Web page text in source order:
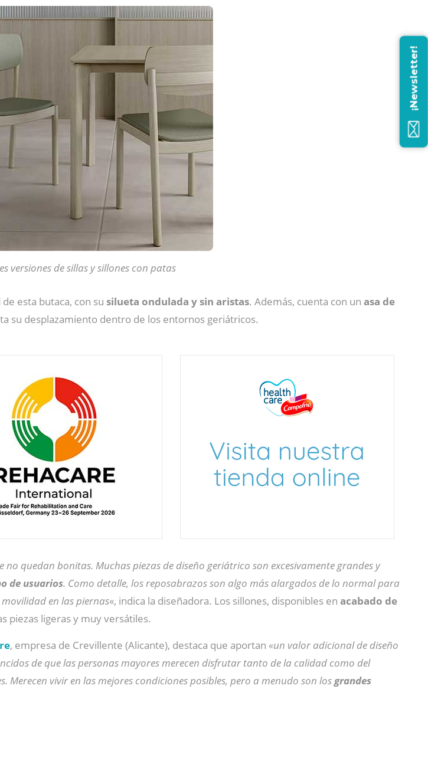
versiones de sillas y sillones con patas
esta butaca, con su silueta ondulada y sin aristas. Además, cuenta con un asa de
su desplazamiento dentro de los entornos geriátricos.
quedan bonitas. Muchas piezas de diseño geriátrico son excesivamente grandes y
de usuarios. Como detalle, los reposabrazos son algo más alargados de lo normal para
en las piernas«, indica la diseñadora. Los sillones, disponibles en acabado de
piezas ligeras y muy versátiles.
, empresa de Crevillente (Alicante), destaca que aportan «un valor adicional de diseño
de que las personas mayores merecen disfrutar tanto de la calidad como del
Merecen vivir en las mejores condiciones posibles, pero a menudo son losgrandes
¡Newsletter!